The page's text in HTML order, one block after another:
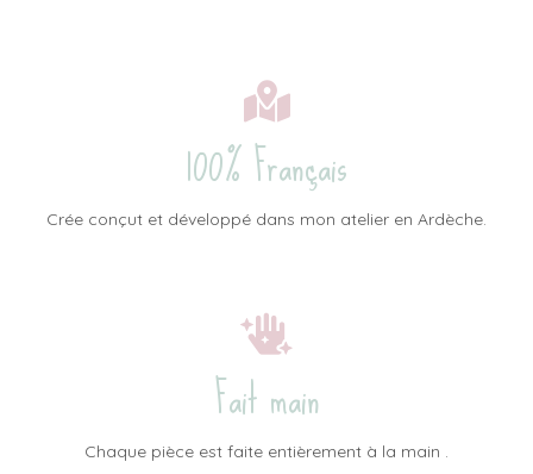
100% Français
Crée conçut et développé dans mon atelier en Ardèche.
Fait main
Chaque pièce est faite entièrement à la main .